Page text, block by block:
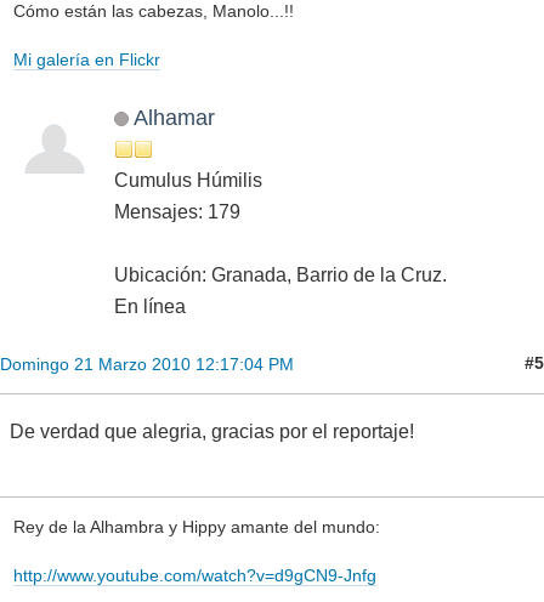
Cómo están las cabezas, Manolo...!!
Mi galería en Flickr
Alhamar
Cumulus Húmilis
Mensajes: 179
Ubicación: Granada, Barrio de la Cruz.
En línea
Domingo 21 Marzo 2010 12:17:04 PM #5
De verdad que alegria, gracias por el reportaje!
Rey de la Alhambra y Hippy amante del mundo:
http://www.youtube.com/watch?v=d9gCN9-Jnfg